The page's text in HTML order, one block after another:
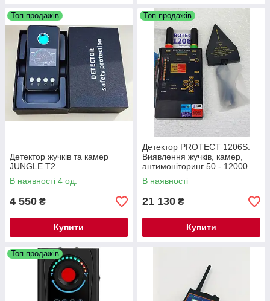
Топ продажів
Детектор жучків та камер
JUNGLE T2
В наявності 4 од.
4 550 ₴
Купити
Топ продажів
Детектор PROTECT 1206S.
Виявлення жучків, камер,
антимоніторинг 50 - 12000
МГц
В наявності
21 130 ₴
Купити
Топ продажів